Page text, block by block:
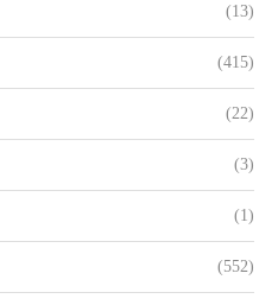
(13)
(415)
(22)
(3)
(1)
(552)